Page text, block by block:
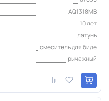
AQ1318MB
10 лет
латунь
смеситель для биде
рычажный